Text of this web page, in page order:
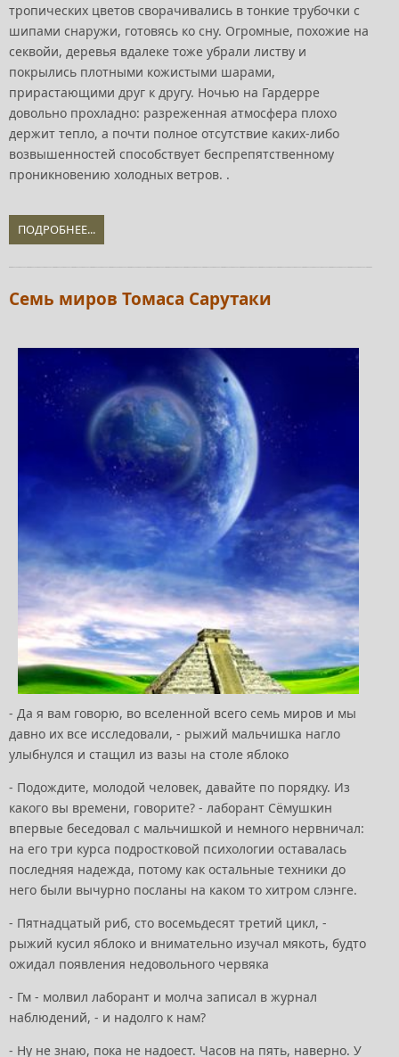
тропических цветов сворачивались в тонкие трубочки с
шипами снаружи, готовясь ко сну. Огромные, похожие на
секвойи, деревья вдалеке тоже убрали листву и
покрылись плотными кожистыми шарами,
прирастающими друг к другу. Ночью на Гардерре
довольно прохладно: разреженная атмосфера плохо
держит тепло, а почти полное отсутствие каких-либо
возвышенностей способствует беспрепятственному
проникновению холодных ветров. .
ПОДРОБНЕЕ...
Семь миров Томаса Сарутаки
- Да я вам говорю, во вселенной всего семь миров и мы
давно их все исследовали, - рыжий мальчишка нагло
улыбнулся и стащил из вазы на столе яблоко
- Подождите, молодой человек, давайте по порядку. Из
какого вы времени, говорите? - лаборант Сёмушкин
впервые беседовал с мальчишкой и немного нервничал:
на его три курса подростковой психологии оставалась
последняя надежда, потому как остальные техники до
него были вычурно посланы на каком то хитром слэнге.
- Пятнадцатый риб, сто восемьдесят третий цикл, -
рыжий кусил яблоко и внимательно изучал мякоть, будто
ожидал появления недовольного червяка
- Гм - молвил лаборант и молча записал в журнал
наблюдений, - и надолго к нам?
- Ну не знаю, пока не надоест. Часов на пять, наверно. У